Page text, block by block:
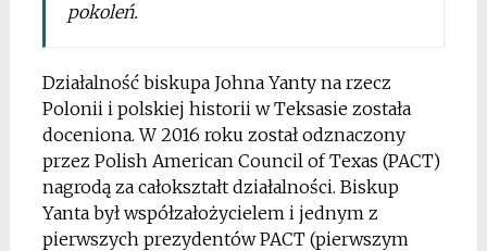
pokoleń.
Działalność biskupa Johna Yanty na rzecz
Polonii i polskiej historii w Teksasie została
doceniona. W 2016 roku został odznaczony
przez Polish American Council of Texas (PACT)
nagrodą za całokształt działalności. Biskup
Yanta był współzałożycielem i jednym z
pierwszych prezydentów PACT (pierwszym